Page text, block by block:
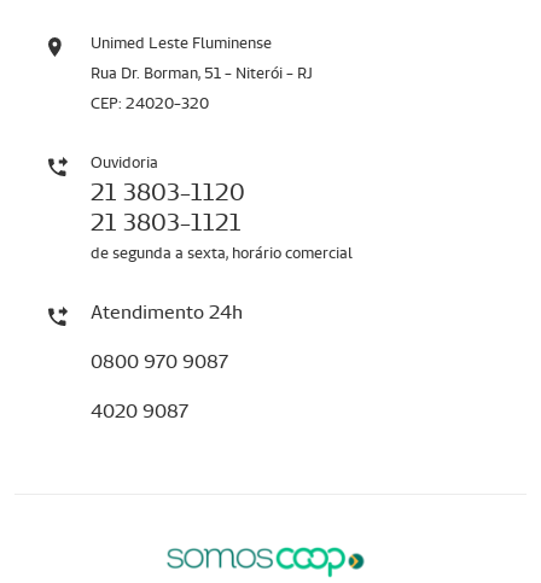
Unimed Leste Fluminense
Rua Dr. Borman, 51 - Niterói - RJ
CEP: 24020-320
Ouvidoria
21 3803-1120
21 3803-1121
de segunda a sexta, horário comercial
Atendimento 24h
0800 970 9087
4020 9087